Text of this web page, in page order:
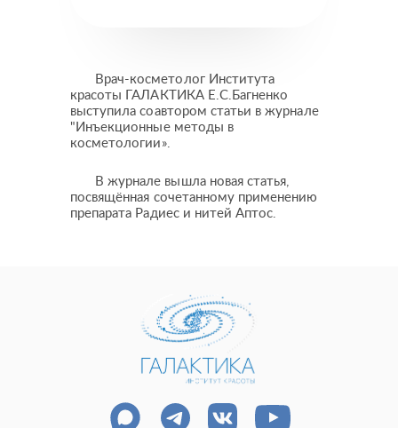
Пластические операции
Пластические хирурги
Анализы перед операцией
Отделение пластической хирургии
Процедуры
Пациентам косметологии Оборудование
До и после косметологии
Налоговый вычет
Лицензии и сертификаты
Новости и СМИ Cтатьи и публикации
Врач-косметолог Института
красоты ГАЛАКТИКА Е.С.Багненко
выступила соавтором статьи в журнале
"Инъекционные методы в
косметологии».
В журнале вышла новая статья,
посвящённая сочетанному применению
препарата Радиес и нитей Аптос.